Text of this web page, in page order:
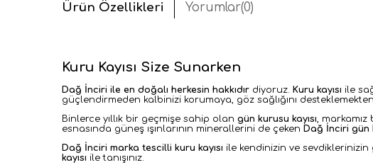
Ürün Özellikleri Yorumlar(0)
Kuru Kayısı Size Sunarken
Dağ İnciri ile en doğalı herkesin hakkıdır diyoruz. Kuru kayısı ile
güçlendirmeden kalbinizi korumaya, göz sağlığını
Binlerce yıllık bir geçmişe sahip olan gün kurusu kayısı,
esnasında güneş ışınlarının minerallerini de çeken Dağ İnciri gün
Dağ İnciri marka tescilli kuru kayısı ile kendinizin ve sevdiklerinizin
kayısı ile tanışınız.